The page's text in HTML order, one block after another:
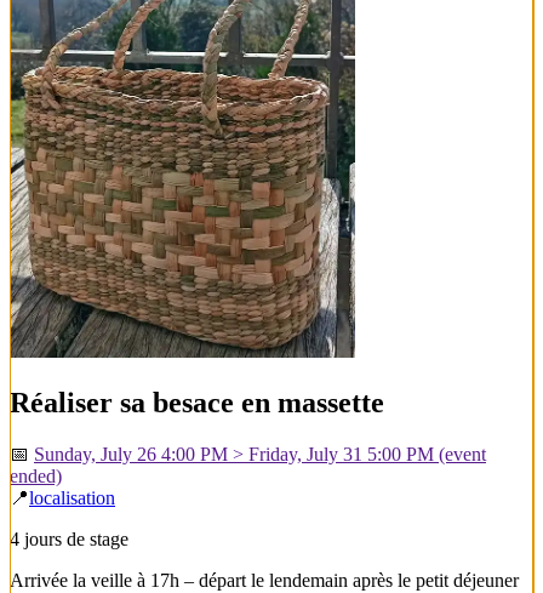
Réaliser sa besace en massette
📅Sunday, July 26 4:00 PM > Friday, July 31 5:00 PM (event
ended)
📍localisation
4 jours de stage
Arrivée la veille à 17h – départ le lendemain après le petit déjeuner